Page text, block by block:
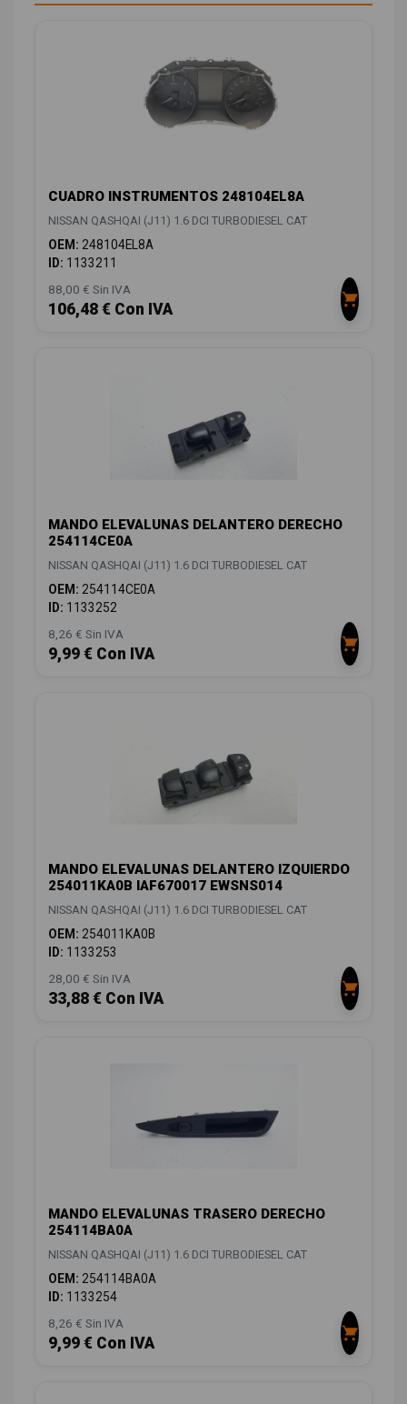
CUADRO INSTRUMENTOS 248104EL8A
NISSAN QASHQAI (J11) 1.6 DCI TURBODIESEL CAT
OEM: 248104EL8A
ID: 1133211
88,00 € Sin IVA
106,48 € Con IVA
MANDO ELEVALUNAS DELANTERO DERECHO
254114CE0A
NISSAN QASHQAI (J11) 1.6 DCI TURBODIESEL CAT
OEM: 254114CE0A
ID: 1133252
8,26 € Sin IVA
9,99 € Con IVA
MANDO ELEVALUNAS DELANTERO IZQUIERDO
254011KA0B IAF670017 EWSNS014
NISSAN QASHQAI (J11) 1.6 DCI TURBODIESEL CAT
OEM: 254011KA0B
ID: 1133253
28,00 € Sin IVA
33,88 € Con IVA
MANDO ELEVALUNAS TRASERO DERECHO
254114BA0A
NISSAN QASHQAI (J11) 1.6 DCI TURBODIESEL CAT
OEM: 254114BA0A
ID: 1133254
8,26 € Sin IVA
9,99 € Con IVA